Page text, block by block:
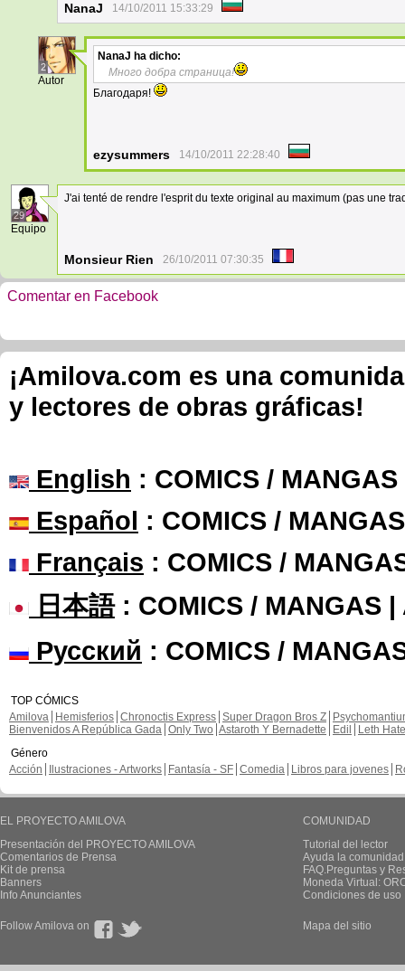
NanaJ 14/10/2011 15:33:29
2
Autor
NanaJ ha dicho:
Много добра страница!
Благодаря!
ezysummers 14/10/2011 22:28:40
29
Equipo
J'ai tenté de rendre l'esprit du texte original au maximum (pas une
Monsieur Rien 26/10/2011 07:30:35
Comentar en Facebook
¡Amilova.com es una
y lectores de obras gráficas!
English : COMICS /
Español : COMICS /
Français : COMICS /
日本語: COMICS / MANGAS |
Русский : COMICS /
TOP CÓMICS
Amilova
Hemisferios Chronoctis Express Super Dragon Bros Z
Bienvenidos A República Gada Only Two Astaroth Y Bernadette Edil
Leth Hate
Género
Acción
Ilustraciones - Artworks Fantasía - SF Comedia Libros para jovenes
EL PROYECTO AMILOVA
Presentación del PROYECTO AMILOVA
Comentarios de Prensa
Kit de prensa
Banners
Info Anunciantes
COMUNIDAD
Tutorial del lector
Ayuda la
FAQ.Preguntas y
Moneda Virtual:
Condiciones de uso
Follow Amilova on Mapa del sitio